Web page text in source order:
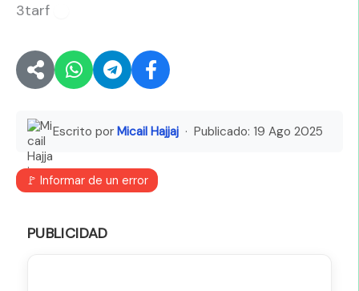
3tarf
Escrito por Micail Hajjaj · Publicado: 19 Ago 2025
🚩 Informar de un error
PUBLICIDAD